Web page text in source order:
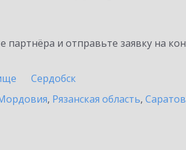
и отправьте заявку на
Сердобск
, Рязанская область,